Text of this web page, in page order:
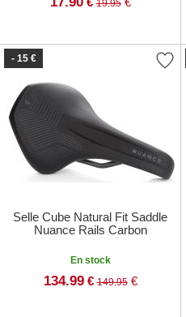
19.95
- 15 €
Selle Cube Natural Fit Saddle
Nuance Rails Carbon
En stock
134.99 € 149.95€